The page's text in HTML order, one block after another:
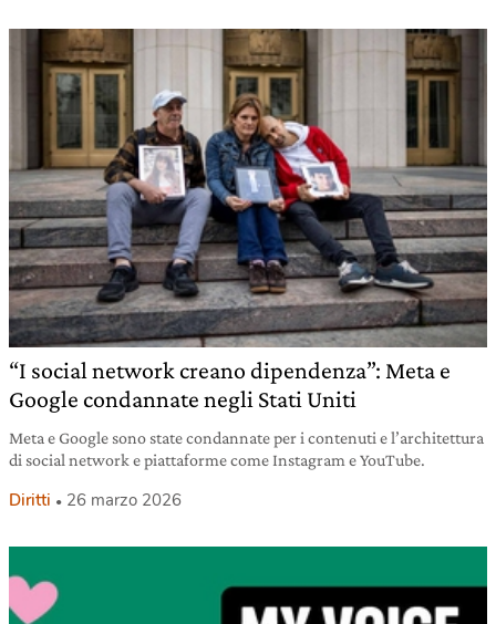
“I social network creano dipendenza”: Meta e
Google condannate negli Stati Uniti
Meta e Google sono state condannate per i contenuti e l’architettura
di social network e piattaforme come Instagram e YouTube.
Diritti 26 marzo 2026